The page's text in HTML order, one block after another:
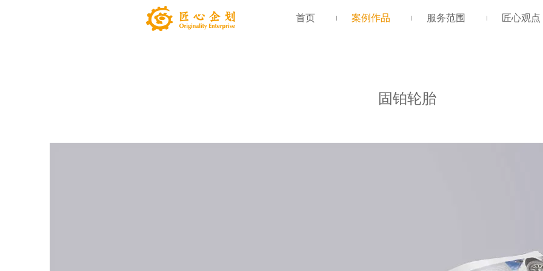
首页 案例作品 服务范围 匠心观点
固铂轮胎